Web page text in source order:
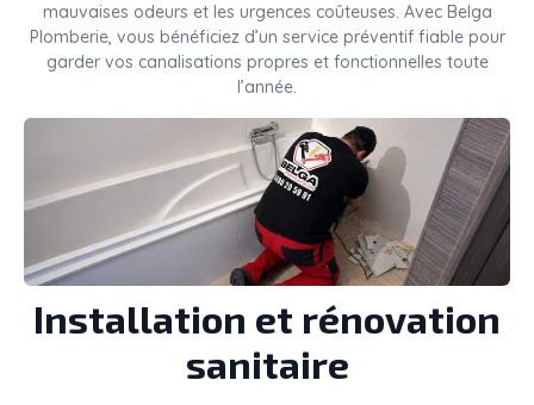
mauvaises odeurs et les urgences coûteuses. Avec Belga
Plomberie, vous bénéficiez d’un service préventif fiable pour
garder vos canalisations propres et fonctionnelles toute
l’année.
Installation et rénovation
sanitaire